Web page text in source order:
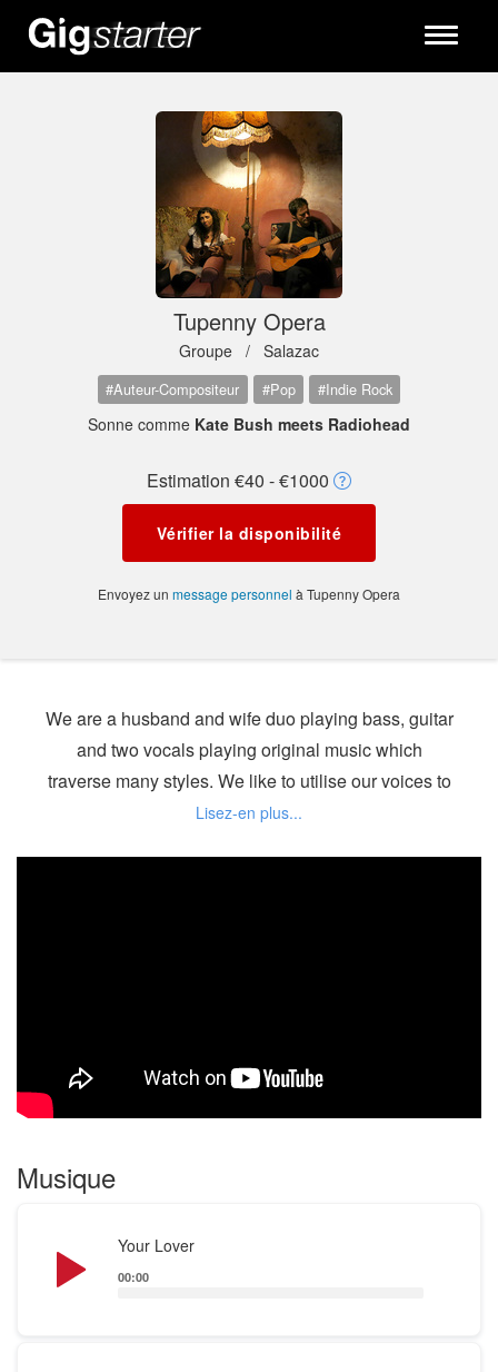
Toggle
Tupenny Opera
Groupe / Salazac
#Auteur-Compositeur #Pop #Indie Rock
Sonne comme Kate Bush meets Radiohead
Estimation €40 - €1000
Vérifier la disponibilité
Envoyez un message personnel à Tupenny Opera
We are a husband and wife duo playing bass, guitar
and two vocals playing original music which
traverse many styles. We like to utilise our voices to
create rich harmonies in our songs. Our songs are
Musique
Your Lover
Player
00:00